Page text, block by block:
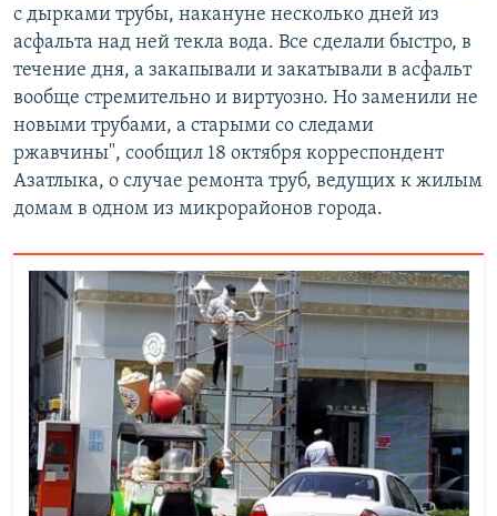
с дырками трубы, накануне несколько дней из
асфальта над ней текла вода. Все сделали быстро, в
течение дня, а закапывали и закатывали в асфальт
вообще стремительно и виртуозно. Но заменили не
новыми трубами, а старыми со следами
ржавчины", сообщил 18 октября корреспондент
Азатлыка, о случае ремонта труб, ведущих к жилым
домам в одном из микрорайонов города.